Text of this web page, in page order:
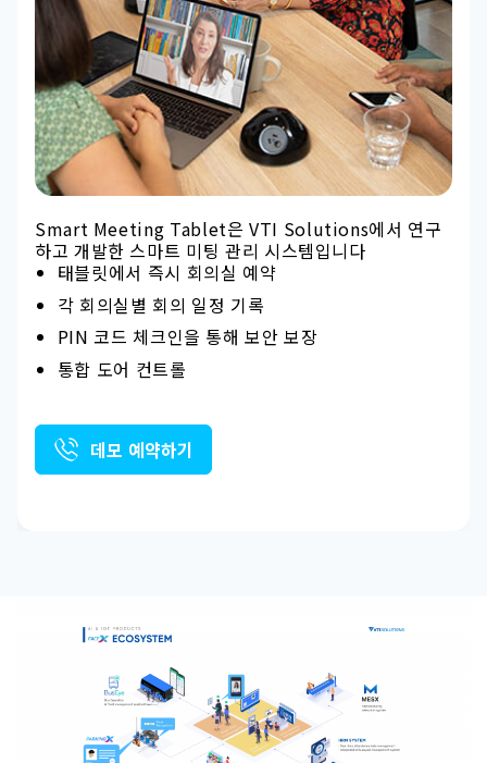
Smart Meeting Tablet은 VTI Solutions에서 연구
하고 개발한 스마트 미팅 관리 시스템입니다
태블릿에서 즉시 회의실 예약
각 회의실별 회의 일정 기록
PIN 코드 체크인을 통해 보안 보장
통합 도어 컨트롤
데모 예약하기